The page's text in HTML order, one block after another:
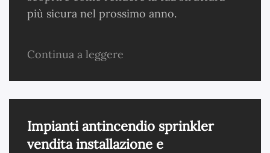
più sicura nel prossimo anno.
Continua a leggere
Impianti antincendio sprinkler
vendita installazione e